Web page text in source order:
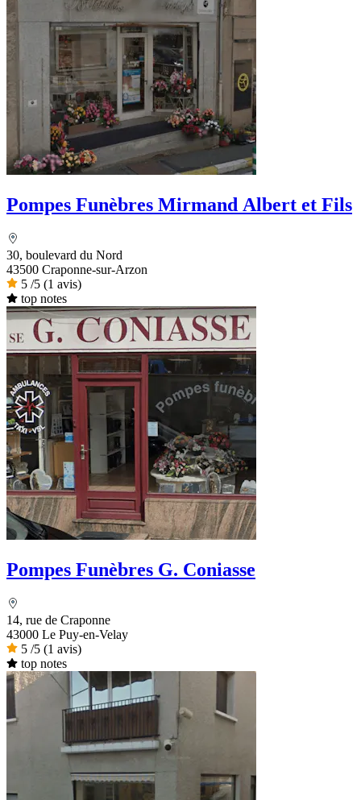
Pompes Funèbres Mirmand Albert et Fils
30, boulevard du Nord
43500 Craponne-sur-Arzon
5 /5 (1 avis)
top notes
Pompes Funèbres G. Coniasse
14, rue de Craponne
43000 Le Puy-en-Velay
5 /5 (1 avis)
top notes